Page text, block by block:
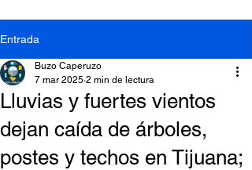
Entrada
Lluvias y fuertes vientos
dejan caída de árboles,
postes y techos en Tijuana;
Buzo Caperuzo
7 mar 2025 2 min de lectura